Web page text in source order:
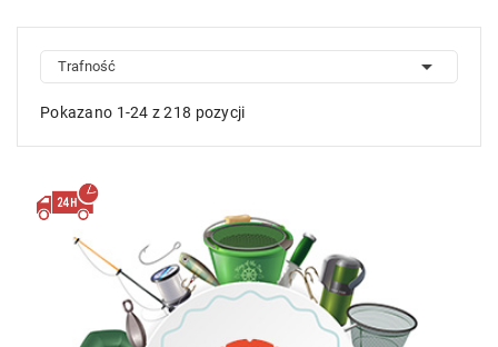
Trafność 
Pokazano 1-24 z 218 pozycji